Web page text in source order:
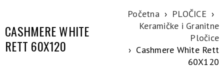
CASHMERE WHITE
RETT 60X120
Početna › PLOČICE ›
Keramičke i Granitne
Pločice
› Cashmere White Rett
60X120